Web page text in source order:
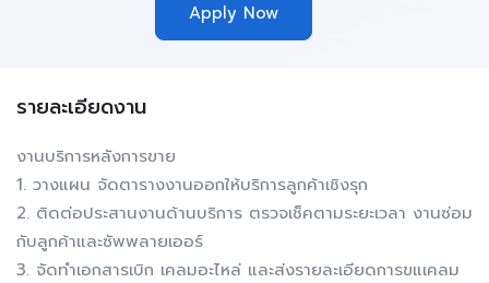
Apply Now
รายละเอียดงาน
งานบริการหลังการขาย
1. วางแผน จัดตารางงานออกให้บริการลูกค้าเชิงรุก
2. ติดต่อประสานงานด้านบริการ ตรวจเช็คตามระยะเวลา งานซ่อม
กับลูกค้าและซัพพลายเออร์
3. จัดทำเอกสารเบิก เคลมอะไหล่ และส่งรายละเอียดการขแเคลม